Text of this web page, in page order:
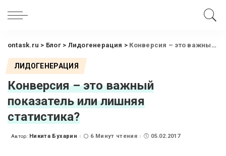
ontask.ru > Блог> Лидогенерация > Конверсия – это важный показатель или лишняя статистика?
ЛИДОГЕНЕРАЦИЯ
Конверсия – это важный
показатель или лишняя
статистика?
Posted
Автор: Никита Бухарин 6 Минут чтения 05.02.2017